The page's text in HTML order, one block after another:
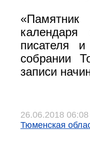
писателя
собрании
записи
26.06.2018 06:08
Тюменская